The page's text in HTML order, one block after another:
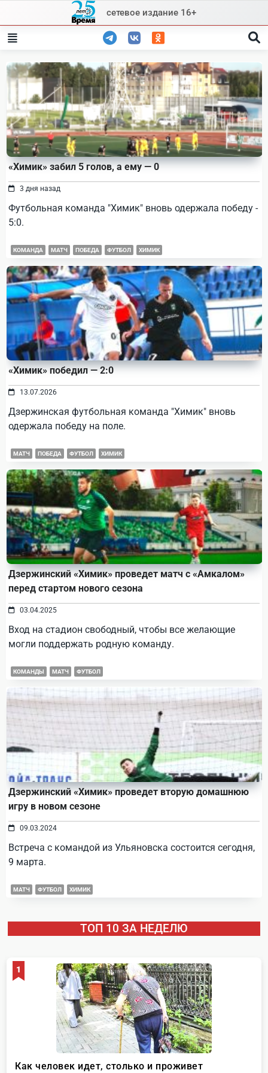
content
сетевое издание 16+
«Химик» забил 5 голов, а ему — 0
3 дня назад
Футбольная команда "Химик" вновь одержала победу -
5:0.
КОМАНДА МАТЧ ПОБЕДА ФУТБОЛ ХИМИК
«Химик» победил — 2:0
13.07.2026
Дзержинская футбольная команда "Химик" вновь
одержала победу на поле.
МАТЧ ПОБЕДА ФУТБОЛ ХИМИК
Дзержинский «Химик» проведет матч с «Амкалом»
перед стартом нового сезона
03.04.2025
Вход на стадион свободный, чтобы все желающие
могли поддержать родную команду.
КОМАНДЫ МАТЧ ФУТБОЛ
Дзержинский «Химик» проведет вторую домашнюю
игру в новом сезоне
09.03.2024
Встреча с командой из Ульяновска состоится сегодня,
9 марта.
МАТЧ ФУТБОЛ ХИМИК
ТОП 10 ЗА НЕДЕЛЮ